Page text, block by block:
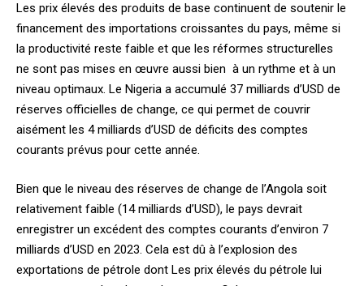
Les prix élevés des produits de base continuent de soutenir le
financement des importations croissantes du pays, même si
la productivité reste faible et que les réformes structurelles
ne sont pas mises en œuvre aussi bien à un rythme et à un
niveau optimaux. Le Nigeria a accumulé 37 milliards d’USD de
réserves officielles de change, ce qui permet de couvrir
aisément les 4 milliards d’USD de déficits des comptes
courants prévus pour cette année.
Bien que le niveau des réserves de change de l’Angola soit
relativement faible (14 milliards d’USD), le pays devrait
enregistrer un excédent des comptes courants d’environ 7
milliards d’USD en 2023. Cela est dû à l’explosion des
exportations de pétrole dont Les prix élevés du pétrole lui